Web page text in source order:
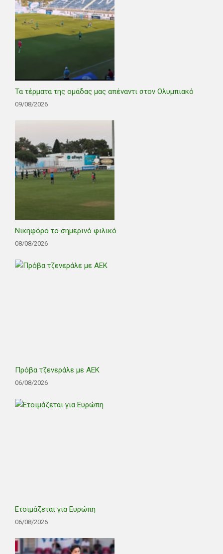
Τα τέρματα της ομάδας μας απέναντι στον Ολυμπιακό
09/08/2026
Νικηφόρο το σημερινό φιλικό
08/08/2026
Πρόβα τζενεράλε με ΑΕΚ
06/08/2026
Ετοιμάζεται για Ευρώπη
06/08/2026